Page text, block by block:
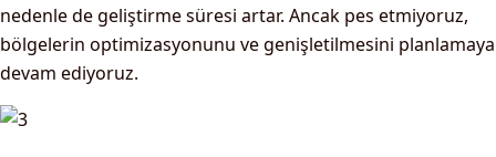
nedenle de geliştirme süresi artar. Ancak pes etmiyoruz,
bölgelerin optimizasyonunu ve genişletilmesini planlamaya
devam ediyoruz.